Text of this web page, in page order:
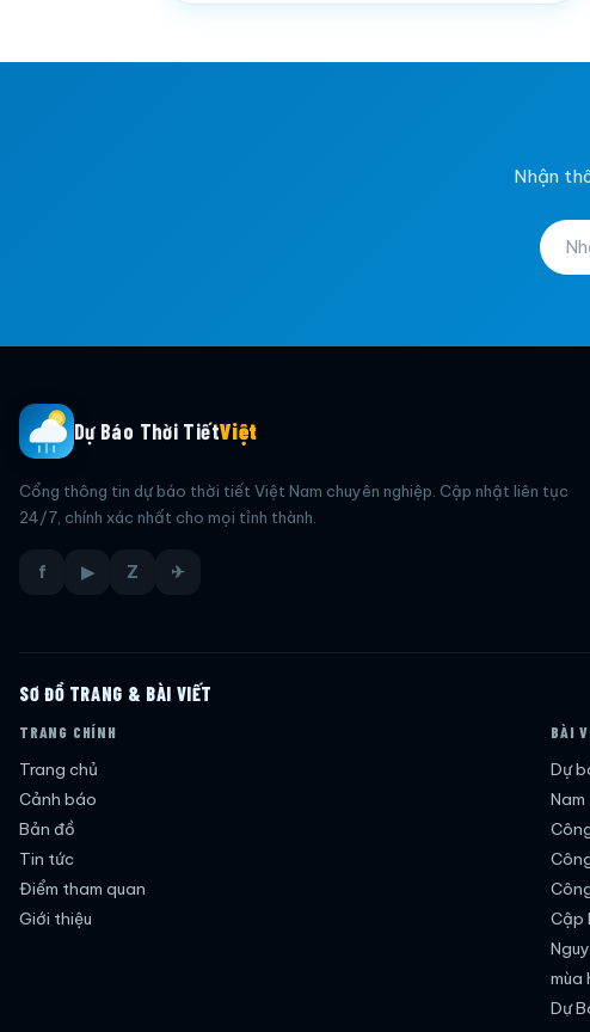
Nhận
Dự Báo Thời TiếtViệt
Cổng thông tin dự báo thời tiết Việt Nam chuyên nghiệp. Cập nhật liên tục
24/7, chính xác nhất cho mọi tỉnh thành.
f ▶ Z ✈
SƠ ĐỒ TRANG & BÀI VIẾT
TRANG CHÍNH
Trang chủ
Cảnh báo
Bản đồ
Tin tức
Điểm tham quan
Giới thiệu
BÀI
Dự
Nam
Cập
mùa
Dự